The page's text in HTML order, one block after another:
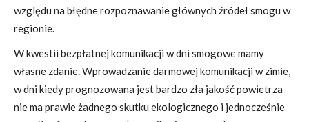
względu na błędne rozpoznawanie głównych źródeł smogu w
regionie.
W kwestii bezpłatnej komunikacji w dni smogowe mamy
własne zdanie. Wprowadzanie darmowej komunikacji w zimie,
w dni kiedy prognozowana jest bardzo zła jakość powietrza
nie ma prawie żadnego skutku ekologicznego i jednocześnie